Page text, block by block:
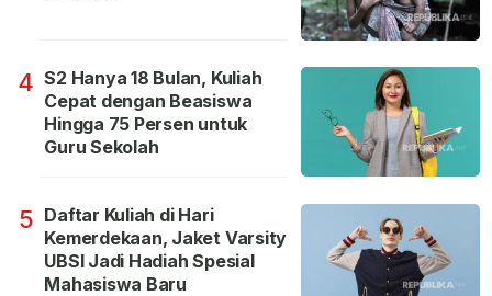
4 S2 Hanya 18 Bulan, Kuliah
Cepat dengan Beasiswa
Hingga 75 Persen untuk
Guru Sekolah
5 Daftar Kuliah di Hari
Kemerdekaan, Jaket Varsity
UBSI Jadi Hadiah Spesial
Mahasiswa Baru